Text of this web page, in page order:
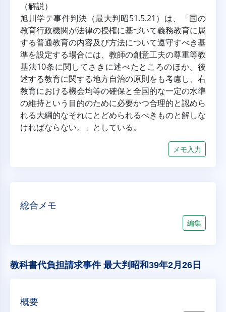
（解説）
旭川学テ事件判決（最大判昭51.5.21）は、「国の
教育行政機関が法律の授権に基づいて義務教育に属
する普通教育の内容及び方法について遵守すべき基
準を設定する場合には、教師の創意工夫の尊重等教
基法10条に関してさきに述べたところのほか、後
述する教育に関する地方自治の原則をも考慮し、右
教育における機会均等の確保と全国的な一定の水準
の維持という目的のために必要かつ合理的と認めら
れる大綱的なそれにとどめられるべきものと解しな
ければならない。」としている。
メモ入力
総合メモ
編集
教科書代負担請求事件 最大判昭和39年2月26日
概要